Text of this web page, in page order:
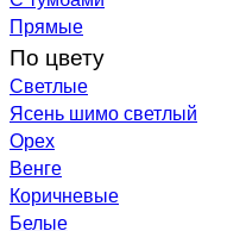
Прямые
По цвету
Светлые
Ясень шимо светлый
Орех
Венге
Коричневые
Белые